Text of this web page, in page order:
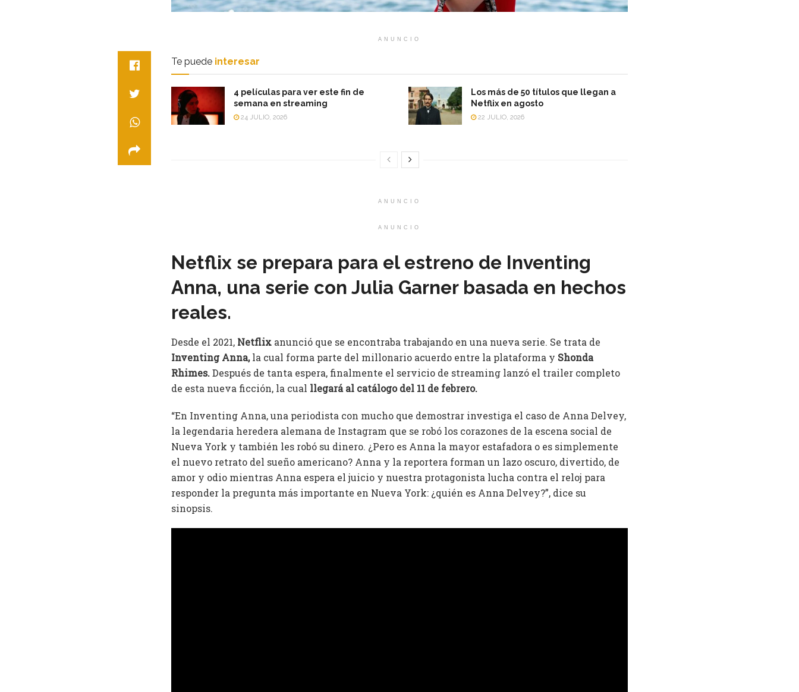
ANUNCIO
Te puede interesar
4 películas para ver este fin de
semana en streaming
24 JULIO, 2026
Los más de 50 títulos que llegan a
Netflix en agosto
22 JULIO, 2026
ANUNCIO
ANUNCIO
Netflix se prepara para el estreno de Inventing
Anna, una serie con Julia Garner basada en hechos
reales.
Desde el 2021, Netflix anunció que se encontraba trabajando en una nueva serie. Se trata de
Inventing Anna,la cual forma parte del millonario acuerdo entre la plataforma y Shonda
Rhimes.Después de tanta espera, finalmente el servicio de streaming lanzó el trailer completo
de esta nueva ficción, la cual llegará al catálogo del 11 de febrero.
“En Inventing Anna, una periodista con mucho que demostrar investiga el caso de Anna Delvey,
la legendaria heredera alemana de Instagram que se robó los corazones de la escena social de
Nueva York y también les robó su dinero. ¿Pero es Anna la mayor estafadora o es simplemente
el nuevo retrato del sueño americano? Anna y la reportera forman un lazo oscuro, divertido, de
amor y odio mientras Anna espera el juicio y nuestra protagonista lucha contra el reloj para
responder la pregunta más importante en Nueva York: ¿quién es Anna Delvey?”, dice su
sinopsis.